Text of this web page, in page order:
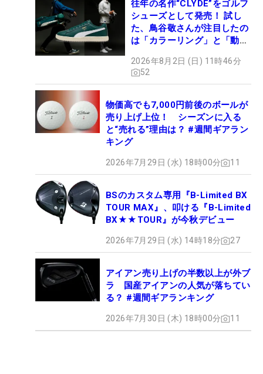
往年の名作“CLYDE”をゴルフ
シューズとして発売！ 試し
た、鳥谷敬さんが注目したの
は「カラーリング」と「動き
2026年8月2日 (日) 11時46分
52
物価高でも7,000円前後のボールが
売り上げ上位！ シーズンに入る
と“売れる”理由は？ #週間ギアラン
キング
2026年7月29日 (水) 18時00分 11
BSのカスタム専用『B-Limited BX
TOUR MAX』、叩ける『B-Limited
BX★★TOUR』が今秋デビュー
2026年7月29日 (水) 14時18分 27
アイアン売り上げの半数以上が外ブ
ラ 国産アイアンの人気が落ちてい
る？ #週間ギアランキング
2026年7月30日 (木) 18時00分 11